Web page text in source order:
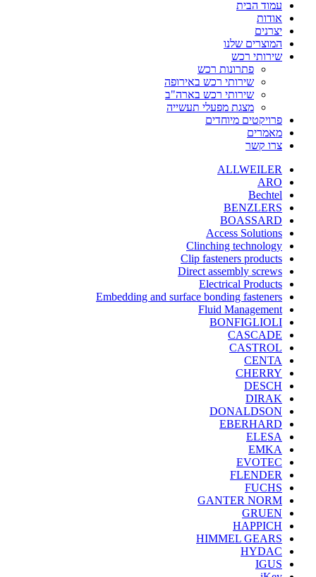
עמוד הבית
אודות
יצרנים
המוצרים שלנו
שירותי רכש
פתרונות רכש
שירותי רכש באירופה
שירותי רכש בארה"ב
מצגת מפעלי תעשייה
פרויקטים מיוחדים
מאמרים
צרו קשר
ALLWEILER
ARO
Bechtel
BENZLERS
BOASSARD
Access Solutions
Clinching technology
Clip fasteners products
Direct assembly screws
Electrical Products
Embedding and surface bonding fasteners
Fluid Management
BONFIGLIOLI
CASCADE
CASTROL
CENTA
CHERRY
DESCH
DIRAK
DONALDSON
EBERHARD
ELESA
EMKA
EVOTEC
FLENDER
FUCHS
GANTER NORM
GRUEN
HAPPICH
HIMMEL GEARS
HYDAC
IGUS